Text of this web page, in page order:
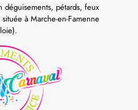
pétards, feux
à Marche-en-Famenne